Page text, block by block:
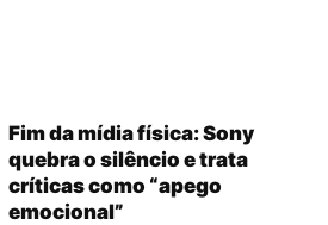
Fim da mídia física: Sony
quebra o silêncio e trata
críticas como “apego
emocional”